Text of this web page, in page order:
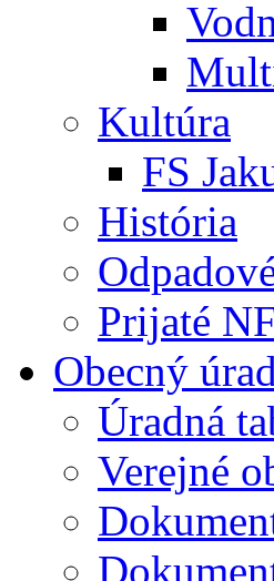
Kultúra
FS
História
Prijaté
Obecný úrad
Úradná
Verejné